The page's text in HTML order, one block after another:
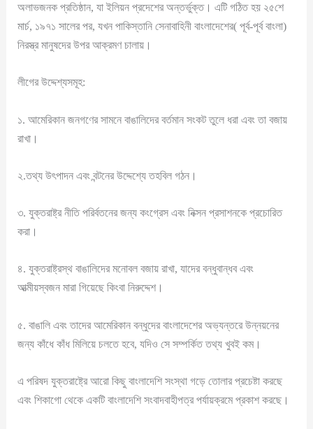
অলাভজনক প্রতিষ্ঠান, যা ইলিয়ন প্রদেশের অন্তর্ভুক্ত। এটি গঠিত হয় ২৫শে
মার্চ, ১৯৭১ সালের পর, যখন পাকিস্তানি সেনাবাহিনী বাংলাদেশের( পূর্ব-পূর্ব বাংলা)
নিরস্ত্র মানুষদের উপর আক্রমণ চালায়।
লীগের উদ্দেশ্যসমূহ:
১. আমেরিকান জনগণের সামনে বাঙালিদের বর্তমান সংকট তুলে ধরা এবং তা বজায়
রাখা।
২.তথ্য উৎপাদন এবং বন্টনের উদ্দেশ্যে তহবিল গঠন।
৩. যুক্তরাষ্ট্র নীতি পরির্বতনের জন্য কংগ্রেস এবং নিক্সন প্রসাশনকে প্রচোরিত
করা।
৪. যুক্তরাষ্ট্রস্থ বাঙালিদের মনোবল বজায় রাখা, যাদের বন্ধুবান্ধব এবং
আত্মীয়স্বজন মারা গিয়েছে কিংবা নিরুদ্দেশ।
৫. বাঙালি এবং তাদের আমেরিকান বন্ধুদের বাংলাদেশের অভ্যন্তরে উন্নয়নের
জন্য কাঁধে কাঁধ মিলিয়ে চলতে হবে, যদিও সে সম্পর্কিত তথ্য খুবই কম।
এ পরিষদ যুক্তরাষ্ট্রে আরো কিছু বাংলাদেশি সংস্থা গড়ে তোলার প্রচেষ্টা করছে
এবং শিকাগো থেকে একটি বাংলাদেশি সংবাদবাহীপত্র পর্যায়ক্রমে প্রকাশ করছে।